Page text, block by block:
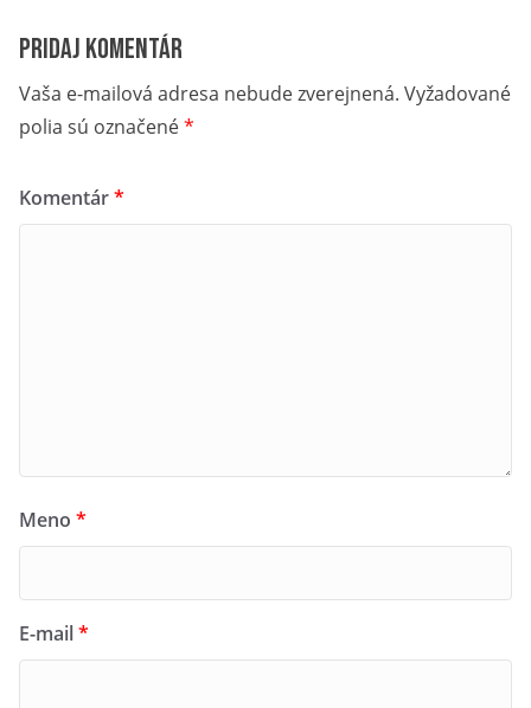
Príďte zažiť toto výnimočné podujatie na Hrebienku a staňte
sa súčasťou jeho prvého ročníka!
Pridaj komentár
Vaša e-mailová adresa nebude zverejnená. Vyžadované
polia sú označené*
Komentár*
Meno *
E-mail*